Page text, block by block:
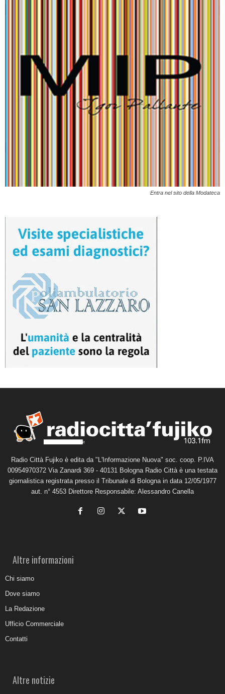
Entra nel sito della Modateca
Radio Città Fujiko è edita da "L'Informazione Nuova" soc. coop. P.IVA
00954970372 Via Zanardi 369 - 40131 Bologna Radio Città è una testata
giornalistica registrata presso il Tribunale di Bologna in data 12/05/1977
aut. n° 4553 Direttore Responsabile: Alessandro Canella
Altre informazioni
Chi siamo
Dove siamo
La Redazione
Ufficio Commerciale
Contatti
Altre notizie